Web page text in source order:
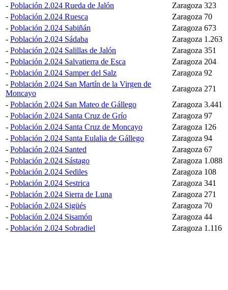
- Población 2.024 Rueda de Jalón Zaragoza 323
- Población 2.024 Ruesca Zaragoza 70
- Población 2.024 Sabiñán Zaragoza 673
- Población 2.024 Sádaba Zaragoza 1.263
- Población 2.024 Salillas de Jalón Zaragoza 351
- Población 2.024 Salvatierra de Esca Zaragoza 204
- Población 2.024 Samper del Salz Zaragoza 92
- Población 2.024 San Martín de la Virgen de
Moncayo
Zaragoza 271
- Población 2.024 San Mateo de Gállego Zaragoza 3.441
- Población 2.024 Santa Cruz de Grío Zaragoza 97
- Población 2.024 Santa Cruz de Moncayo Zaragoza 126
- Población 2.024 Santa Eulalia de Gállego Zaragoza 94
- Población 2.024 Santed Zaragoza 67
- Población 2.024 Sástago Zaragoza 1.088
- Población 2.024 Sediles Zaragoza 108
- Población 2.024 Sestrica Zaragoza 341
- Población 2.024 Sierra de Luna Zaragoza 271
- Población 2.024 Sigüés Zaragoza 70
- Población 2.024 Sisamón Zaragoza 44
- Población 2.024 Sobradiel Zaragoza 1.116